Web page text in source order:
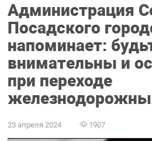
Администрация
Посадского
напоминает:
внимательны и
при переходе
23 апреля 2024 1907